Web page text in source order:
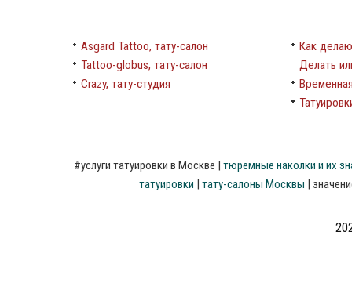
Asgard Tattoo, тату-салон
Tattoo-globus, тату-салон
Crazy, тату-студия
Как
Делать
#услуги татуировки в Москве | тюремные наколки и их
татуировки | тату-салоны Москвы |